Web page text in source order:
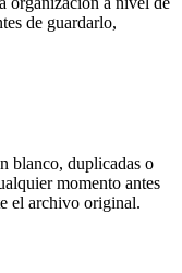
de guardarlo,
blanco, duplicadas o
momento antes
el archivo original.